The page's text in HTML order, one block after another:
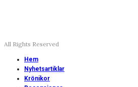
All Rights Reserved
Hem
Nyhetsartiklar
Krönikor